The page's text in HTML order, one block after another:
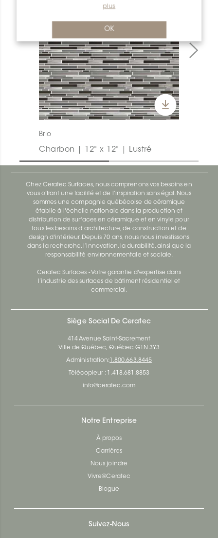
plus
OK
Brio
Charbon | 12" x 12" | Lustré
Chez Ceratec Surfaces, nous comprenons vos besoins en
vous offrant une facilité et de l’inspiration sans égal. Nous
sommes une compagnie québécoise de céramique
établie à l'échelle nationale dans la production et
distribution de surfaces en céramique et en vinyle pour
tous les besoins d'architecture, de construction et de
design d'intérieur. Depuis 70 ans, nous nous investissons
dans la recherche, l’innovation, la durabilité, ainsi que la
responsabilité environnementale et sociale.
Ceratec Surfaces - Votre garantie d'expertise dans
l’industrie des surfaces de bâtiment résidentiel et
commercial.
Siège Social De Ceratec
414 Avenue Saint-Sacrement
Ville de Québec, Québec G1N 3Y3
Administration: 1.800.663.8445
Télécopieur : 1.418.681.8853
info@ceratec.com
Notre Entreprise
À propos
Carrières
Nous joindre
Vivre@Ceratec
Blogue
Suivez-Nous